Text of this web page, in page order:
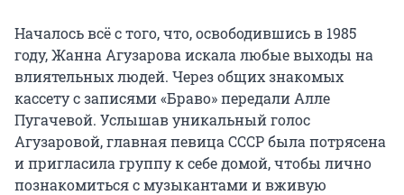
Началось всё с того, что, освободившись в 1985
году, Жанна Агузарова искала любые выходы на
влиятельных людей. Через общих знакомых
кассету с записями «Браво» передали Алле
Пугачевой. Услышав уникальный голос
Агузаровой, главная певица СССР была потрясена
и пригласила группу к себе домой, чтобы лично
познакомиться с музыкантами и вживую